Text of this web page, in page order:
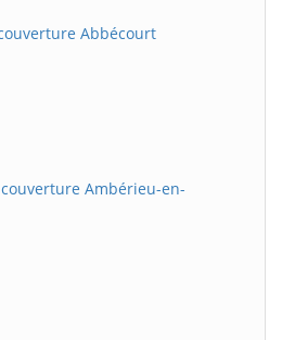
Abbécourt
Ambérieu-en-